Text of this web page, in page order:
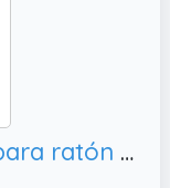
TITANWOLF Alfombrilla para ratón Speed Gaming XXL 900 x 400 mm - XXL Mousepad Mouse Pad - Base para Mesa Grandes Dimensiones - Mejora la precisión y la Velocidad - Resistente